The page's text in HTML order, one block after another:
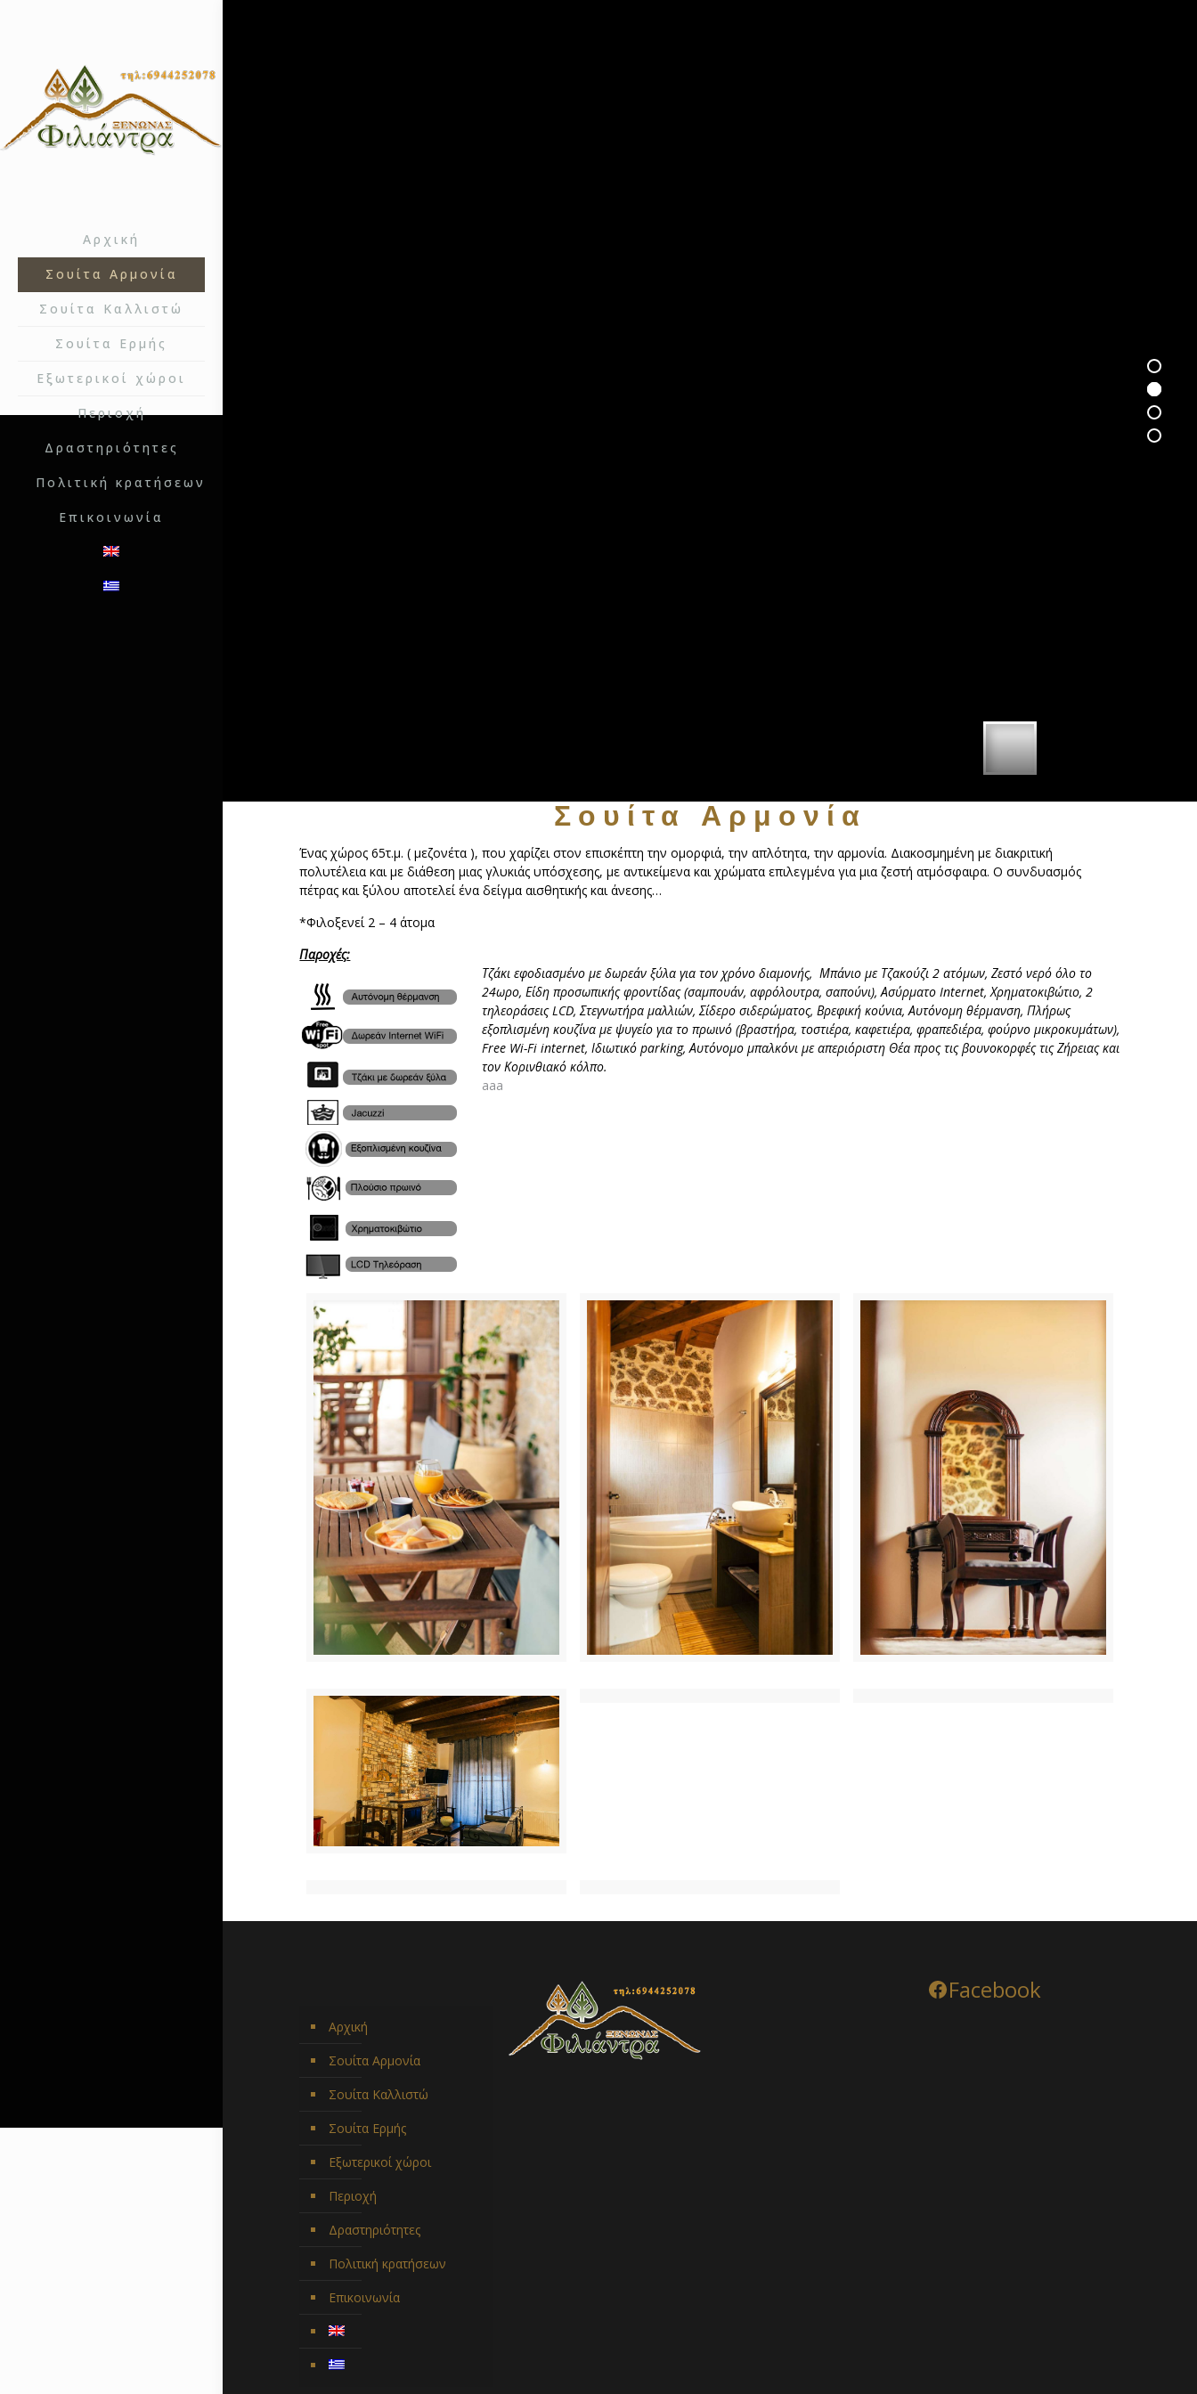
Αρχική
Σουίτα Αρμονία
Σουίτα Καλλιστώ
Σουίτα Ερμής
Εξωτερικοί χώροι
Περιοχή
Δραστηριότητες
Πολιτική κρατήσεων
Επικοινωνία
Σουίτα Αρμονία
Ένας χώρος 65τ.μ. ( μεζονέτα ), που χαρίζει στον επισκέπτη την ομορφιά, την απλότητα, την αρμονία. Διακοσμημένη με διακριτική
πολυτέλεια και με διάθεση μιας γλυκιάς υπόσχεσης, με αντικείμενα και χρώματα επιλεγμένα για μια ζεστή ατμόσφαιρα. Ο συνδυασμός
πέτρας και ξύλου αποτελεί ένα δείγμα αισθητικής και άνεσης…
*Φιλοξενεί 2 – 4 άτομα
Παροχές:
Τζάκι εφοδιασμένο με δωρεάν ξύλα για τον χρόνο διαμονής, Μπάνιο με Τζακούζι 2 ατόμων, Ζεστό νερό όλο το
24ωρο, Είδη προσωπικής φροντίδας (σαμπουάν, αφρόλουτρα, σαπούνι), Ασύρματο Internet, Χρηματοκιβώτιο, 2
τηλεοράσειςLCD, Στεγνωτήρα μαλλιών, Σίδερο σιδερώματος, Βρεφική κούνια, Αυτόνομη θέρμανση, Πλήρως
εξοπλισμένη κουζίνα με ψυγείο για το πρωινό (βραστήρα, τοστιέρα, καφετιέρα, φραπεδιέρα, φούρνο μικροκυμάτων),
Free Wi-Fi internet, Ιδιωτικό parking, Αυτόνομο μπαλκόνι με απεριόριστη Θέα προς τις βουνοκορφές τις Ζήρειας και
τον Κορινθιακό κόλπο.
aaa
Αρχική
Σουίτα Αρμονία
Σουίτα Καλλιστώ
Σουίτα Ερμής
Εξωτερικοί χώροι
Περιοχή
Δραστηριότητες
Πολιτική κρατήσεων
Επικοινωνία
Facebook